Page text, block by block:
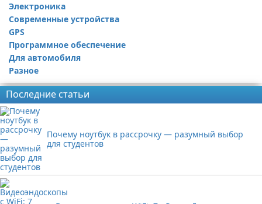
Электроника
Современные устройства
GPS
Программное обеспечение
Для автомобиля
Разное
Последние статьи
Почему ноутбук в рассрочку — разумный выбор
для студентов